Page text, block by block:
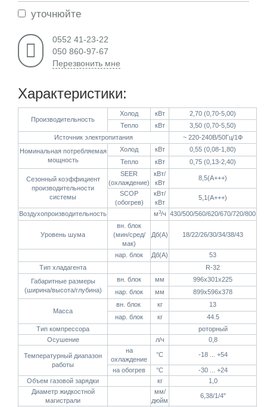
уточнюйте
0552 41-23-22
050 860-97-67
Перезвонить мне
Характеристики:
Производительность
Холод кВт
2,70 (0,70-5,00)
Тепло
кВт
3,50 (0,70-5,50)
Источник электропитания
~ 220-240В/50Гц/1Ф
Номинальная потребляемая
мощность
Холод кВт
0,55 (0,08-1,80)
Тепло
кВт 0,75 (0,13-2,40)
Сезонный коэффициент
производительности
системы
SEER
(охлаждение)
кВт/
кВт
8,5(А+++)
SCOP
(обогрев)
кВт/
кВт
5,1(А+++)
Воздухопроизводительность м3/ч 430/500/560/620/670/720/800
Уровень шума
вн. блок
(мин/сред/
мак)
Дб(А) 18/22/26/30/34/38/43
нар. блок Дб(А)
53
Тип хладагента
R-32
Габаритные размеры
(ширина/высота/глубина)
вн. блок мм
996х301х225
нар. блок
мм 899х596х378
Масса
вн. блок кг
13
нар. блок
кг
44.5
Тип компрессора
роторный
Осушение
л/ч 0,8
Температурный диапазон
работы
на
охлаждение
°C -18 ... +54
на обогрев °C
-30 ... +24
Объем газовой зарядки
кг
1,0
Диаметр жидкостной
магистрали
мм/
дюйм
6,38/1/4"